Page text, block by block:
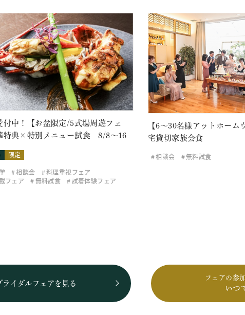
付中！【お盆限定/5式場周遊フェ
特典×特別メニュー試食 8/8～16
限定
相談会
料理重視フェア
フェア
無料試食 試着体験フェア
【6～30名様アットホーム
宅貸切家族会食
相談会 無料試食
ライダルフェアを見る
フェアの参
いつ